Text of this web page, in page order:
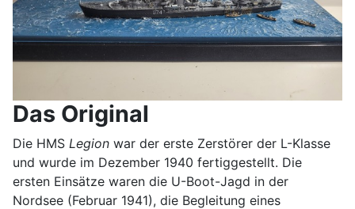
Das Original
Die HMS Legion war der erste Zerstörer der L-Klasse
und wurde im Dezember 1940 fertiggestellt. Die
ersten Einsätze waren die U-Boot-Jagd in der
Nordsee (Februar 1941), die Begleitung eines